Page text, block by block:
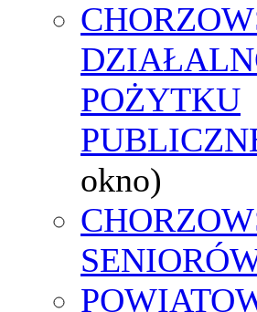
POŻYTKU
okno)